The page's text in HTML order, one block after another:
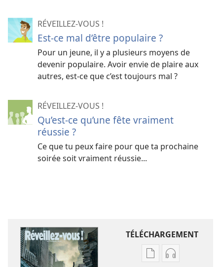
RÉVEILLEZ-VOUS !
Est-ce mal d’être populaire ?
Pour un jeune, il y a plusieurs moyens de
devenir populaire. Avoir envie de plaire aux
autres, est-ce que c’est toujours mal ?
RÉVEILLEZ-VOUS !
Qu’est-ce qu’une fête vraiment
réussie ?
Ce que tu peux faire pour que ta prochaine
soirée soit vraiment réussie...
TÉLÉCHARGEMENT
OptionsOptions